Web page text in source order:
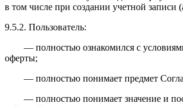
в том числе при создании учетной записи
9.5.2. Пользователь:
— полностью ознакомился с
оферты;
— полностью понимает предмет
— полностью понимает значение и